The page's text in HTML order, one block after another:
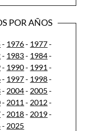
POR AÑOS
- 1976- 1977-
- 1983- 1984-
- 1990- 1991 -
- 1997- 1998-
- 2004- 2005-
- 2011 - 2012-
- 2018- 2019-
- 2025